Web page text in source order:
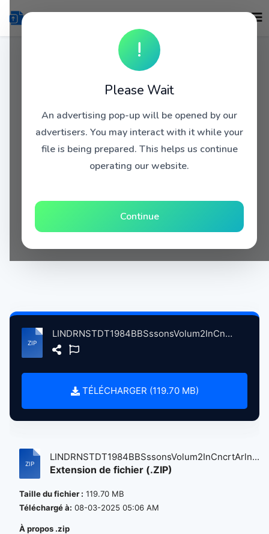
!
Please Wait
An advertising pop-up will be opened by our
advertisers. You may interact with it while your
file is being prepared. This helps us continue
operating our website.
Continue
LINDRNSTDT1984BBSssonsVolum2InCncrtArlngtnThtrSntaBrbraCA, 3-9-1984 atse.zip
TÉLÉCHARGER (119.70 MB)
LINDRNSTDT1984BBSssonsVolum2InCncrtArln...
Extension de fichier (.ZIP)
Taille du fichier : 119.70 MB
Téléchargé à: 08-03-2025 05:06 AM
À propos .zip